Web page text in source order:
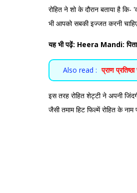
रोहित ने शो के दौरान बताया है
भी आपको सबकी इज्जत करनी
यह भी पढ़ें: Heera Mandi: पिता
Also read : प्राण
इस तरह रोहित शेट्टी ने अपनी
जैसी तमाम हिट फिल्में रोहित के नाम